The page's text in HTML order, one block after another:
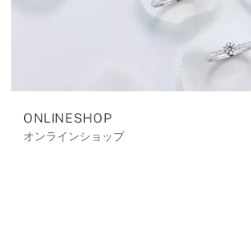
ONLINESHOP
オンラインショップ